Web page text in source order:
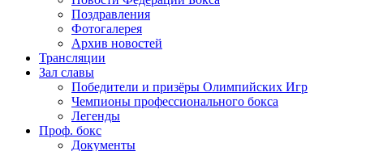
Поздравления
Фотогалерея
Архив новостей
Трансляции
Зал славы
Победители и призёры Олимпийских Игр
Чемпионы профессионального бокса
Легенды
Проф. бокс
Документы